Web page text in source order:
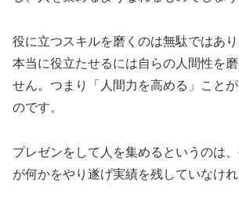
役に立つスキルを磨くのは無駄ではあ
本当に役立たせるには自らの人間性を
せん。つまり「人間力を高める」こと
のです。
プレゼンをして人を集めるというのは
が何かをやり遂げ実績を残していなけれ